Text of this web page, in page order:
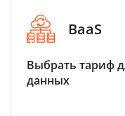
BaaS
Выбрать тариф
данных